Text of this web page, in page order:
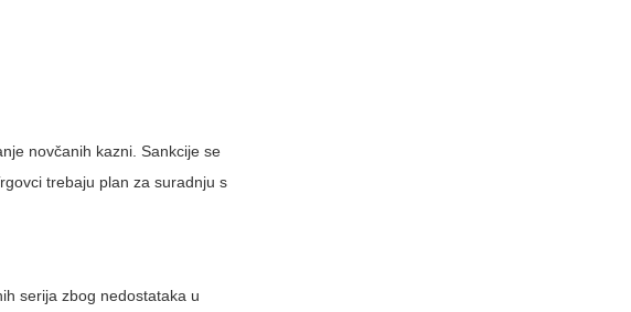
novčanih kazni. Sankcije se
trebaju plan za suradnju s
serija zbog nedostataka u